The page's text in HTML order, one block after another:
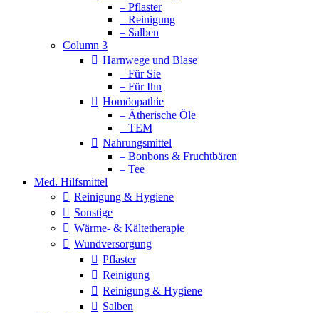
– Pflaster
– Reinigung
– Salben
Column 3
Harnwege und Blase
– Für Sie
– Für Ihn
Homöopathie
– Ätherische Öle
– TEM
Nahrungsmittel
– Bonbons & Fruchtbären
– Tee
Med. Hilfsmittel
Reinigung & Hygiene
Sonstige
Wärme- & Kältetherapie
Wundversorgung
Pflaster
Reinigung
Reinigung & Hygiene
Salben